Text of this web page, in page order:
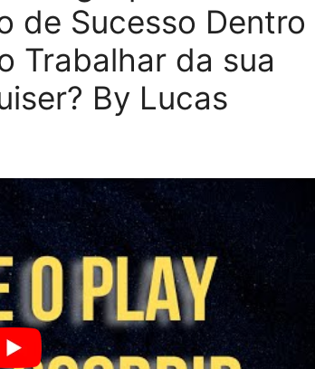
de Sucesso Dentro
Trabalhar da sua
By Lucas